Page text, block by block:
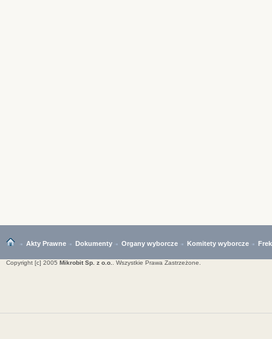
Akty Prawne Dokumenty Organy wyborcze Komitety wyborcze
Copyright [c] 2005 Mikrobit Sp. z o.o. . Wszystkie Prawa Zastrzeżone.